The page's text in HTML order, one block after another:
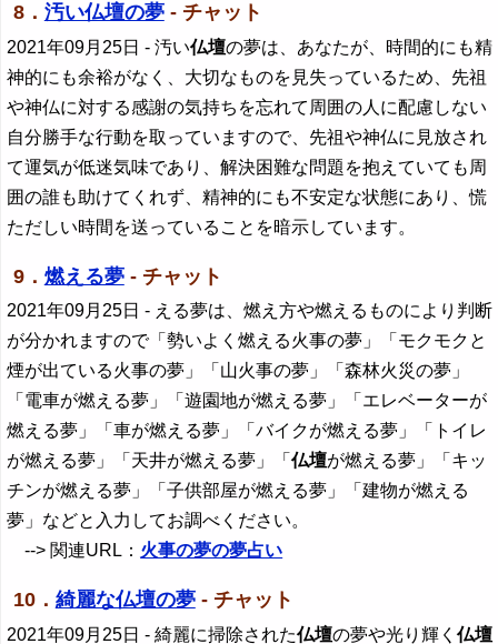
8． 汚い仏壇の夢- チャット
2021年09月25日 - 汚い仏壇の夢は、あなたが、時間的にも精
神的にも余裕がなく、大切なものを見失っているため、先祖
や神仏に対する感謝の気持ちを忘れて周囲の人に配慮しない
自分勝手な行動を取っていますので、先祖や神仏に見放され
て運気が低迷気味であり、解決困難な問題を抱えていても周
囲の誰も助けてくれず、精神的にも不安定な状態にあり、慌
ただしい時間を送っていることを暗示しています。
9． 燃える夢- チャット
2021年09月25日 - える夢は、燃え方や燃えるものにより判断
が分かれますので「勢いよく燃える火事の夢」「モクモクと
煙が出ている火事の夢」「山火事の夢」「森林火災の夢」
「電車が燃える夢」「遊園地が燃える夢」「エレベーターが
燃える夢」「車が燃える夢」「バイクが燃える夢」「トイレ
が燃える夢」「天井が燃える夢」「仏壇が燃える夢」「キッ
チンが燃える夢」「子供部屋が燃える夢」「建物が燃える
夢」などと入力してお調べください。
--> 関連URL： 火事の夢の夢占い
10． 綺麗な仏壇の夢- チャット
2021年09月25日 - 綺麗に掃除された仏壇の夢や光り輝く仏壇